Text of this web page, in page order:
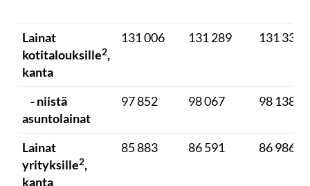
Lainat
kotitalouksille2,
kanta
131 006 131 289 131 334
- niistä
asuntolainat
97 852 98 067 98 138
Lainat
yrityksille2,
kanta
85 883 86 591 86 986